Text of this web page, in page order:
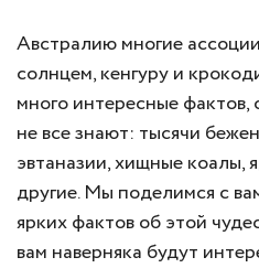
Австралию многие
солнцем, кенгуру и
много интересные
не все знают: тысячи
эвтаназии, хищные коалы,
другие. Мы поделимся с
ярких фактов об этой
вам наверняка будут